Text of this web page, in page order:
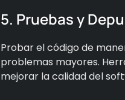
5. Pruebas y
Probar el código de
problemas mayores.
mejorar la calidad del